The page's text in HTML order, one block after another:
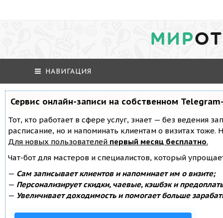
МИР
НАВИГАЦИЯ
Сервис онлайн-записи на собственном
Тот, кто работает в сфере услуг, знает — без ведения
расписание, но и напоминать клиентам о визитах
Для новых пользователей первый месяц бесплатно.
Чат-бот для мастеров и специалистов, который
— Сам записывает клиентов и напоминает им о визите;
— Персонализирует скидки, чаевые, кэшбэк и
— Увеличивает доходимость и помогает больше